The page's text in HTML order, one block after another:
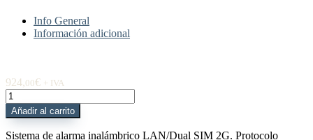
Info General
Información adicional
924,00€ + IVA
HUB2KIT-
MP-
PRO-
B
Añadir al carrito
Sistema de alarma inalámbrico LAN/Dual SIM 2G. Protocolo